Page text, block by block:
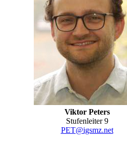
Viktor Peters
Stufenleiter 9
PET@igsmz.net